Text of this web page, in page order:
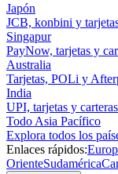
Japón
JCB, konbini y
Singapur
PayNow, tarjetas y
Australia
Tarjetas, POLi y
India
UPI, tarjetas y carteras
Todo Asia Pacífico
Explora todos los
Enlaces rápidos:
OrienteSudamérica